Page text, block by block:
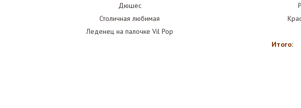
Дюшес
Столичная любимая
Леденец на палочке Vil Pop
Итого: